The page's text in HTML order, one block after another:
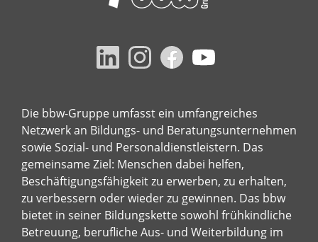
Die bbw-Gruppe umfasst ein umfangreiches
Netzwerk an Bildungs- und Beratungsunternehmen
sowie Sozial- und Personaldienstleistern. Das
gemeinsame Ziel: Menschen dabei helfen,
Beschäftigungsfähigkeit zu erwerben, zu erhalten,
zu verbessern oder wieder zu gewinnen. Das bbw
bietet in seiner Bildungskette sowohl frühkindliche
Betreuung, berufliche Aus- und Weiterbildung im